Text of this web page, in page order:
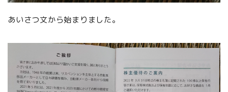
あいさつ文から始まりました。